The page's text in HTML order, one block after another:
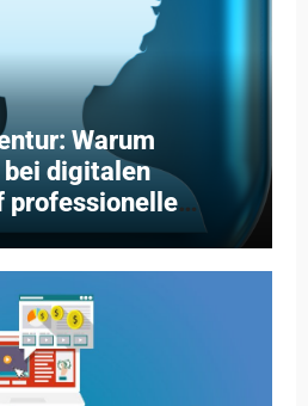
Warum
bei digitalen
professionelle